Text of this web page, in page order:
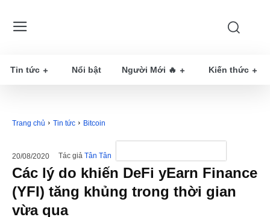
Tin tức Nổi bật Người Mới 🔥 Kiến thức
Trang chủ Tin tức Bitcoin
20/08/2020 Tác giả Tân Tân
Các lý do khiến DeFi yEarn Finance
(YFI) tăng khủng trong thời gian
vừa qua